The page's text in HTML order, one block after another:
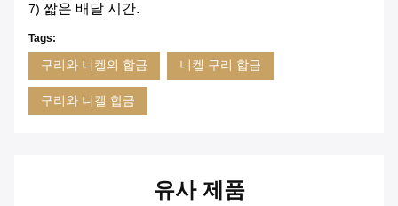
7) 짧은 배달 시간.
Tags:
구리와 니켈의 합금 니켈 구리 합금
구리와 니켈 합금
유사 제품